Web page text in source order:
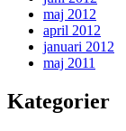
maj 2012
april 2012
januari 2012
maj 2011
Kategorier